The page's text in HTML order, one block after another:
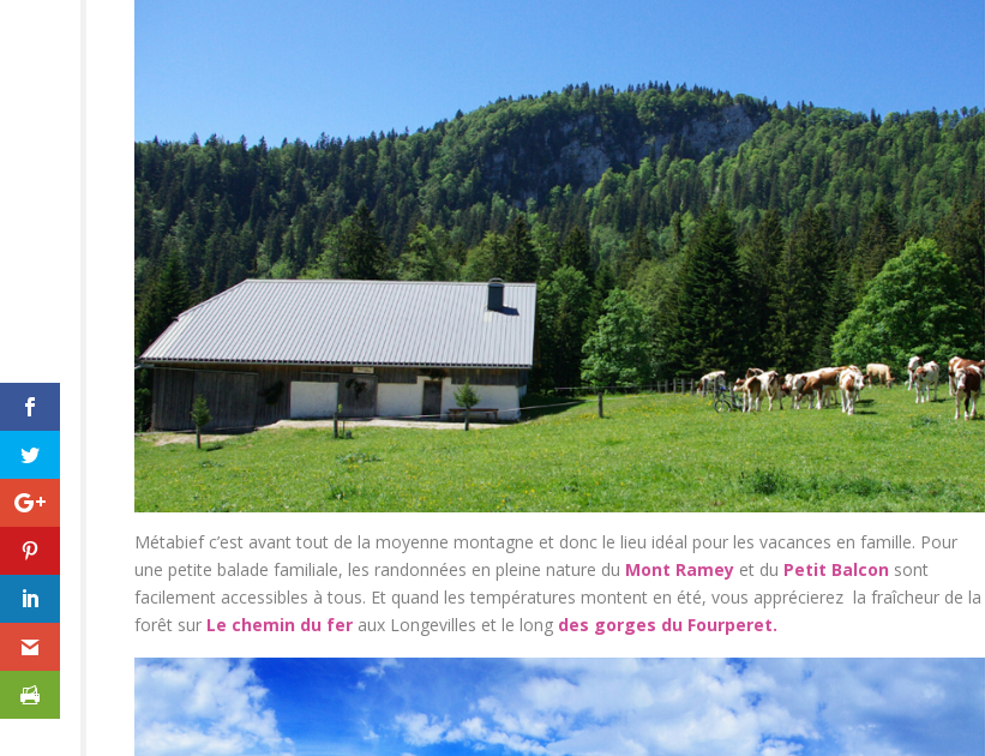
Métabief c’est avant tout de la moyenne montagne et donc le lieu idéal pour les vacances en famille. Pour
une petite balade familiale, les randonnées en pleine nature du Mont Rameyet du Petit Balcon sont
facilement accessibles à tous. Et quand les températures montent en été, vous apprécierez la fraîcheur de la
forêt sur Le chemin du fer aux Longevilles et le long des gorges du Fourperet.